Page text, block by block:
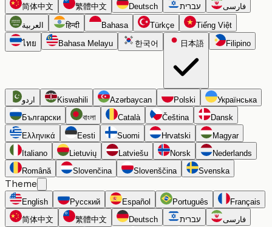
简体中文
繁體中文 Deutsch עברית فارسی
العربية हिन्दी Bahasa Türkçe
Tiếng Việt
ไทย
Bahasa Melayu 한국어 日本語 Filipino
اردو Kiswahili Azərbaycan Polski
Українська
Български
বাংলা Català Čeština
Dansk
Ελληνικά
Eesti Suomi Hrvatski
Magyar
Italiano
Lietuvių Latviešu Norsk
Nederlands
Română
Slovenčina Slovenščina Svenska
Theme
English Русский Español Português
Français
简体中文
繁體中文 Deutsch עברית فارسی